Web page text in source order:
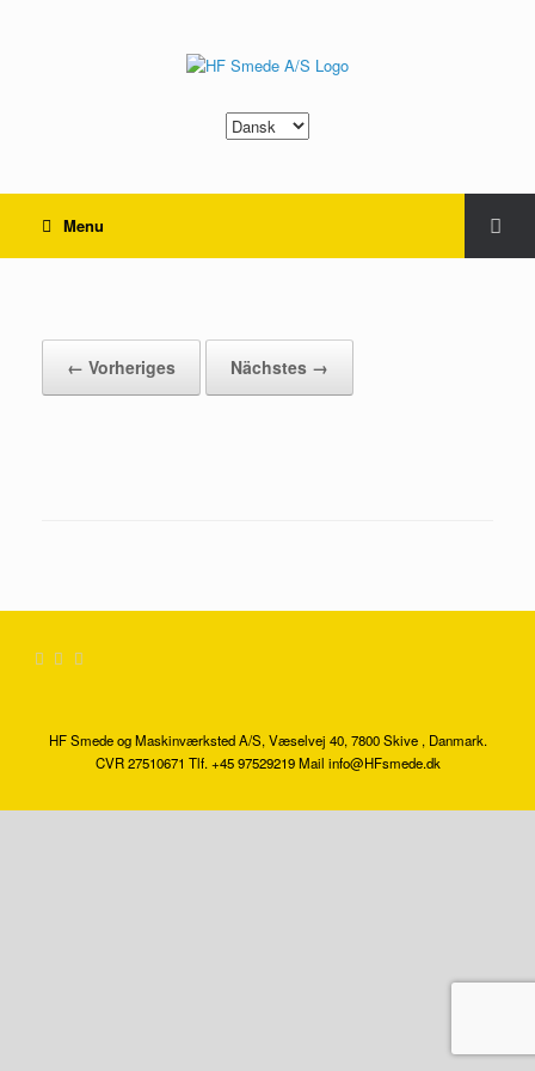
Sprache
auswählen
Menu
← Vorheriges Nächstes →
HF Smede og Maskinværksted A/S, Væselvej 40, 7800 Skive , Danmark.
CVR 27510671 Tlf. +45 97529219 Mail info@HFsmede.dk